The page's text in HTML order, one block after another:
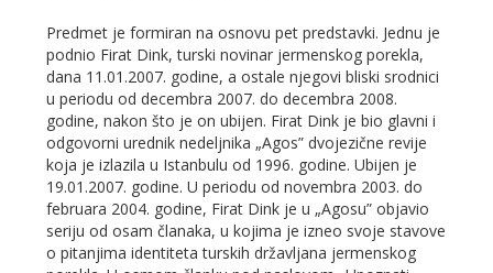
Predmet je formiran na osnovu pet predstavki. Jednu je
podnio Firat Dink, turski novinar jermenskog porekla,
dana 11.01.2007. godine, a ostale njegovi bliski srodnici
u periodu od decembra 2007. do decembra 2008.
godine, nakon što je on ubijen. Firat Dink je bio glavni i
odgovorni urednik nedeljnika „Agos” dvojezične revije
koja je izlazila u Istanbulu od 1996. godine. Ubijen je
19.01.2007. godine. U periodu od novembra 2003. do
februara 2004. godine, Firat Dink je u „Agosu” objavio
seriju od osam članaka, u kojima je izneo svoje stavove
o pitanjima identiteta turskih državljana jermenskog